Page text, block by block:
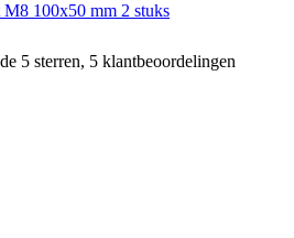
100x50 mm 2 stuks
5 sterren, 5 klantbeoordelingen